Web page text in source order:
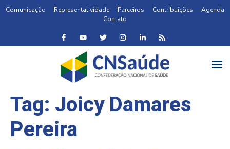
Comunicação Representatividade Parceiros Contribuições
Agenda
Contato
Tag: Joicy Damares
Pereira